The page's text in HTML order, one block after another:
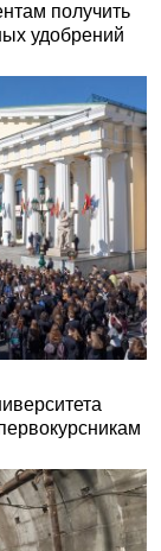
получить
удобрений